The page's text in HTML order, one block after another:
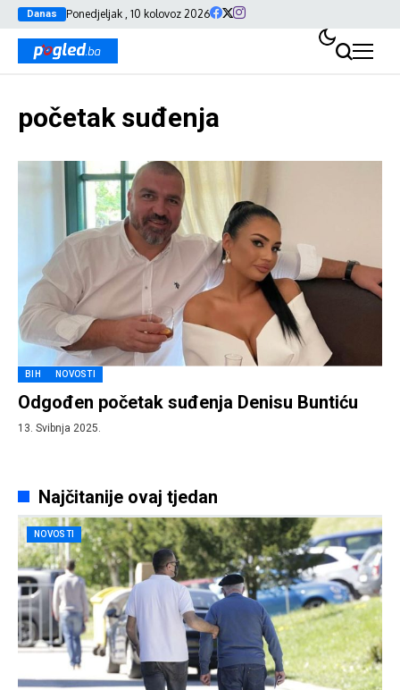
Danas Ponedjeljak , 10 kolovoz 2026
početak suđenja
BIH NOVOSTI
Odgođen početak suđenja Denisu Buntiću
13. Svibnja 2025.
Najčitanije ovaj tjedan
NOVOSTI